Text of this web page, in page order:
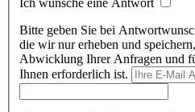
Ich wünsche eine Antwort
Bitte geben Sie bei
die wir nur erheben und
Abwicklung Ihrer Anfragen und
Ihnen erforderlich ist.